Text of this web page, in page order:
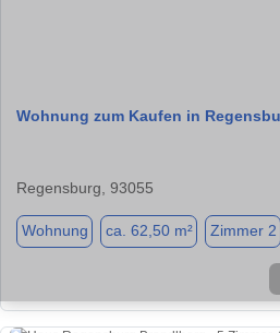
Wohnung zum Kaufen in
Regensburg, 93055
Wohnung ca. 62,50 m² Zimmer 2